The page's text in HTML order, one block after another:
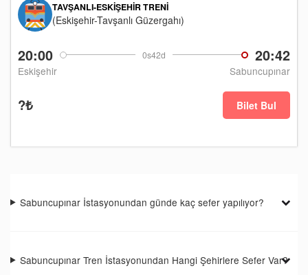
20:00 0s42d 20:42
Eskişehir Sabuncupınar
TAVŞANLI-ESKIŞEHIR TRENI
(Eskişehir-Tavşanlı Güzergahı)
?₺ Bilet Bul
Sabuncupınar İstasyonundan günde kaç sefer yapılıyor?
Sabuncupınar Tren İstasyonundan Hangi Şehirlere Sefer Var?